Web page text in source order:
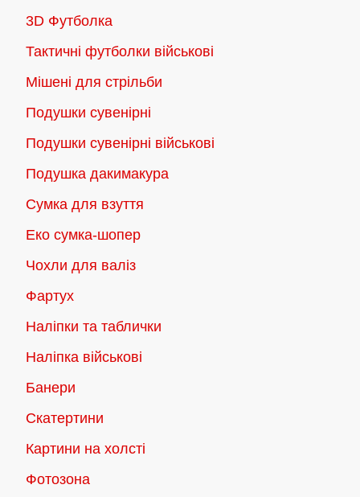
3D Футболка
Тактичні футболки військові
Мішені для стрільби
Подушки сувенірні
Подушки сувенірні військові
Подушка дакимакура
Сумка для взуття
Еко сумка-шопер
Чохли для валіз
Фартух
Наліпки та таблички
Наліпка військові
Банери
Скатертини
Картини на холсті
Фотозона